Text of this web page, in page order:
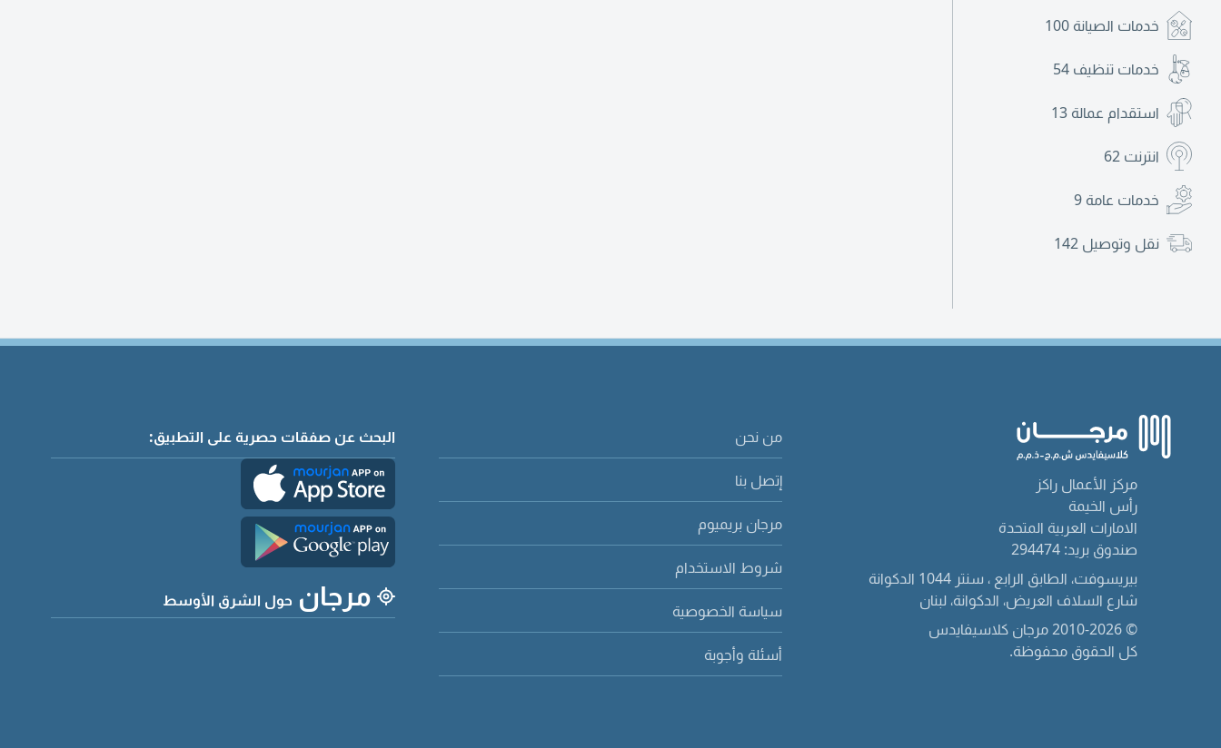
خدمات الصيانة 100
خدمات تنظيف 54
استقدام عمالة 13
انترنت 62
خدمات عامة 9
نقل وتوصيل 142
مركز الأعمال راكز
رأس الخيمة
الامارات العربية المتحدة
صندوق بريد: 294474
بيريسوفت، الطابق الرابع ، سنتر 1044 الدكوانة
شارع السلاف العريض، الدكوانة، لبنان
© 2010-2026 مرجان كلاسيفايدس
كل الحقوق محفوظة.
من نحن
إتصل بنا
مرجان بريميوم
شروط الاستخدام
سياسة الخصوصية
أسئلة وأجوبة
البحث عن صفقات حصرية على التطبيق:
مرجان حول الشرق الأوسط